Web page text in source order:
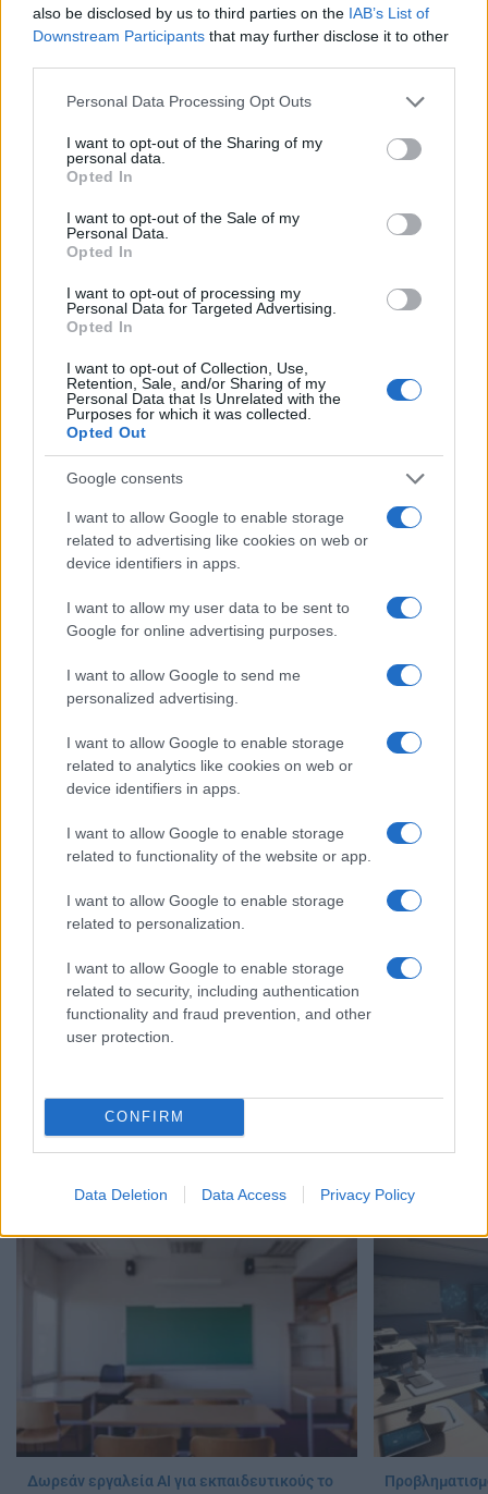
also be disclosed by us to third parties on the IAB’s List of
Downstream Participants that may further disclose it to other
Please note that this website/app uses one or more Google
not limited to your visit or usage behaviour. You may click to
grant or deny consent to Google and its third-party tags to
use your data for below specified purposes in below Google
consent section.
Personal Data Processing Opt Outs
I want to opt-out of the Sharing of my
personal data.
Opted In
I want to opt-out of the Sale of my
Personal Data.
Opted In
I want to opt-out of processing my
Personal Data for Targeted Advertising.
Opted In
I want to opt-out of Collection, Use,
Retention, Sale, and/or Sharing of my
Personal Data that Is Unrelated with the
Purposes for which it was collected.
Opted Out
Google consents
I want to allow Google to enable storage
related to advertising like cookies on web or
device identifiers in apps.
I want to allow my user data to be sent to
Google for online advertising purposes.
I want to allow Google to send me
personalized advertising.
I want to allow Google to enable storage
related to analytics like cookies on web or
device identifiers in apps.
I want to allow Google to enable storage
related to functionality of the website or app.
I want to allow Google to enable storage
related to personalization.
I want to allow Google to enable storage
related to security, including authentication
functionality and fraud prevention, and other
user protection.
CONFIRM
Data Deletion Data Access Privacy Policy
TελευταίεςΕιδήσειςγια την Παιδεία και την
Στην Κατηγορία:ΕΝΔΙΑΦΕΡΟΥΣΕΣ ΕΙΔΗΣΕΙΣ
CHATGPT ΤΕΧΝΗΤΗ ΝΟΗΜΟΣΥΝΗ
Ζαχαράκη: Η τεχνητή νοημοσύνη δεν
αντικαθιστά τον εκπαιδευτικό
03/07/2026 -
Δωρεάν εργαλεία AI για εκπαιδευτικούς το